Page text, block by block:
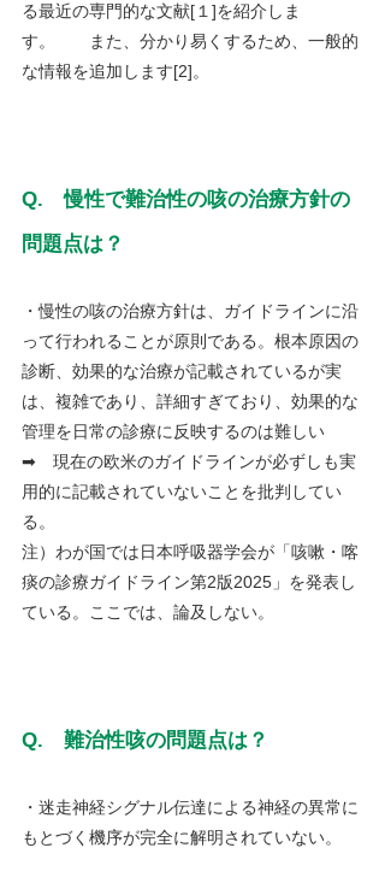
る最近の専門的な文献[１]を紹介しま
す。　　また、分かり易くするため、一般的
な情報を追加します[2]。
Q.　慢性で難治性の咳の治療方針の
問題点は？
・慢性の咳の治療方針は、ガイドラインに沿
って行われることが原則である。根本原因の
診断、効果的な治療が記載されているが実
は、複雑であり、詳細すぎており、効果的な
管理を日常の診療に反映するのは難しい
➡　現在の欧米のガイドラインが必ずしも実
用的に記載されていないことを批判してい
る。
注）わが国では日本呼吸器学会が「咳嗽・喀
痰の診療ガイドライン第2版2025」を発表し
ている。ここでは、論及しない。
Q.　難治性咳の問題点は？
・迷走神経シグナル伝達による神経の異常に
もとづく機序が完全に解明されていない。